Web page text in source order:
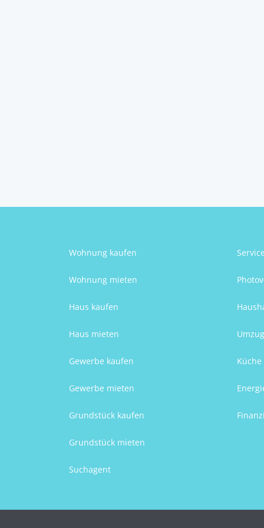
Wohnung kaufen
Wohnung mieten
Haus kaufen
Haus mieten
Gewerbe kaufen
Gewerbe mieten
Grundstück kaufen
Grundstück mieten
Suchagent